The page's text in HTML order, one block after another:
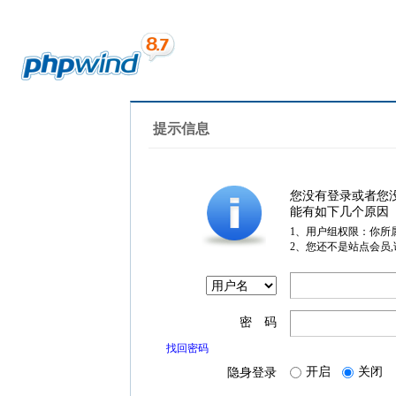
提示信息
您没有登录或者您
能有如下几个原因
1、用户组权限：你所
2、您还不是站点会员
密 码
找回密码
隐身登录 开启 关闭